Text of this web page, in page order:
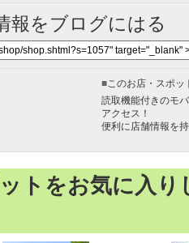
報をブログにはる
■このお店・スポッ
読取機能付きのモ
アクセス！
便利に店舗情報を
トをお気に入